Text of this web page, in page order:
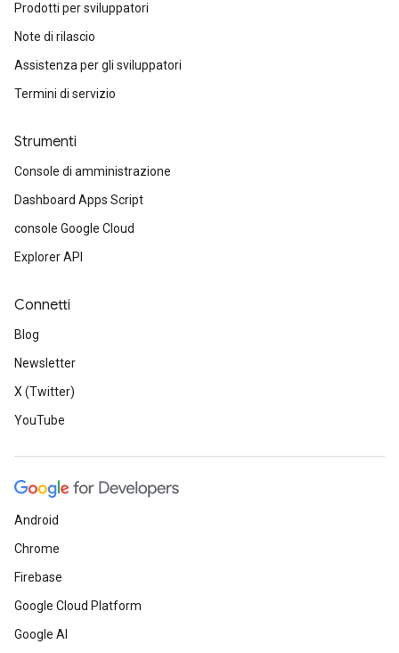
Prodotti per sviluppatori
Note di rilascio
Assistenza per gli sviluppatori
Termini di servizio
Strumenti
Console di amministrazione
Dashboard Apps Script
console Google Cloud
Explorer API
Connetti
Blog
Newsletter
X (Twitter)
YouTube
Android
Chrome
Firebase
Google Cloud Platform
Google AI